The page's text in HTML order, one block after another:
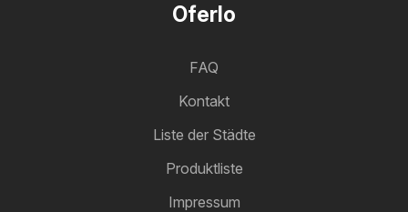
Oferlo
FAQ
Kontakt
Liste der Städte
Produktliste
Impressum